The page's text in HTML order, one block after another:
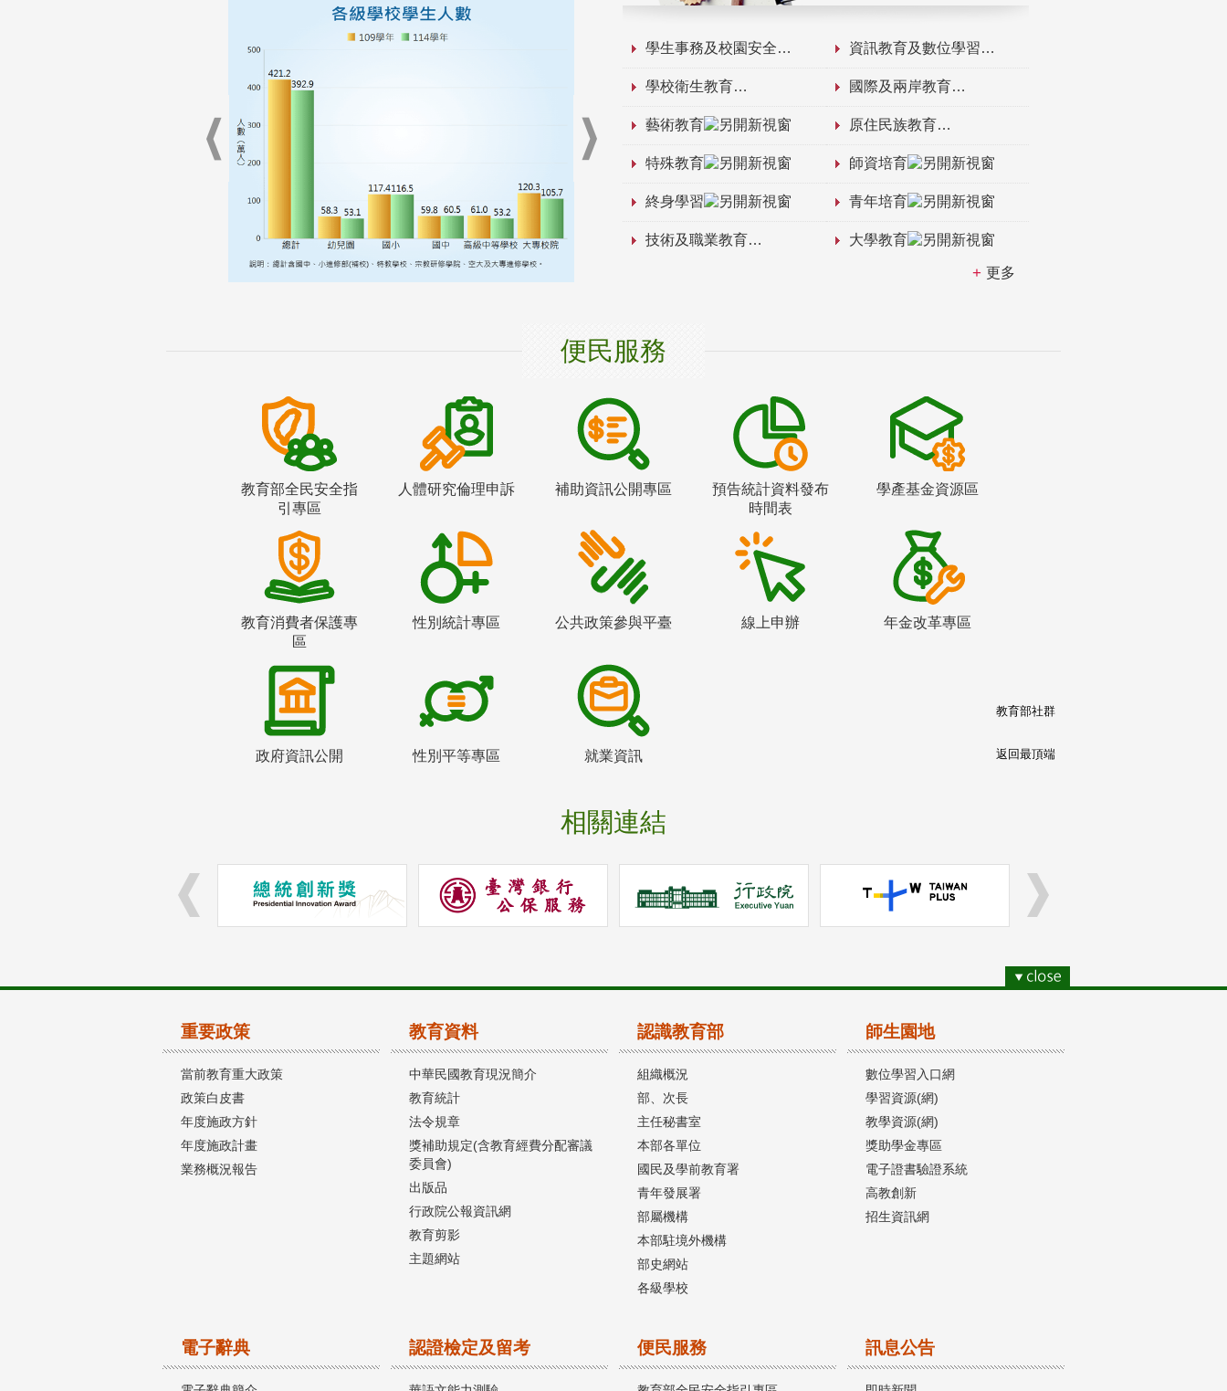
學生事務及校園安全 資訊教育及數位學習
學校衛生教育 國際及兩岸教育
藝術教育 原住民族教育
特殊教育 師資培育
終身學習 青年培育
技術及職業教育 大學教育
更多
便民服務
教育部全民安全指
引專區
人體研究倫理申訴 補助資訊公開專區
預告統計資料發布
時間表
學產基金資源區
教育消費者保護專
區
性別統計專區 公共政策參與平臺 線上申辦 年金改革專區
政府資訊公開 性別平等專區 就業資訊
相關連結
教育部社群
返回最頂端
重要政策
當前教育重大政策
政策白皮書
年度施政方針
年度施政計畫
業務概況報告
教育資料
中華民國教育現況簡介
教育統計
法令規章
獎補助規定(含教育經費分配審議
委員會)
出版品
行政院公報資訊網
教育剪影
主題網站
認識教育部
組織概況
部、次長
主任秘書室
本部各單位
國民及學前教育署
青年發展署
部屬機構
本部駐境外機構
部史網站
各級學校
師生園地
數位學習入口網
學習資源(網)
教學資源(網)
獎助學金專區
電子證書驗證系統
高教創新
招生資訊網
電子辭典 認證檢定及留考 便民服務 訊息公告